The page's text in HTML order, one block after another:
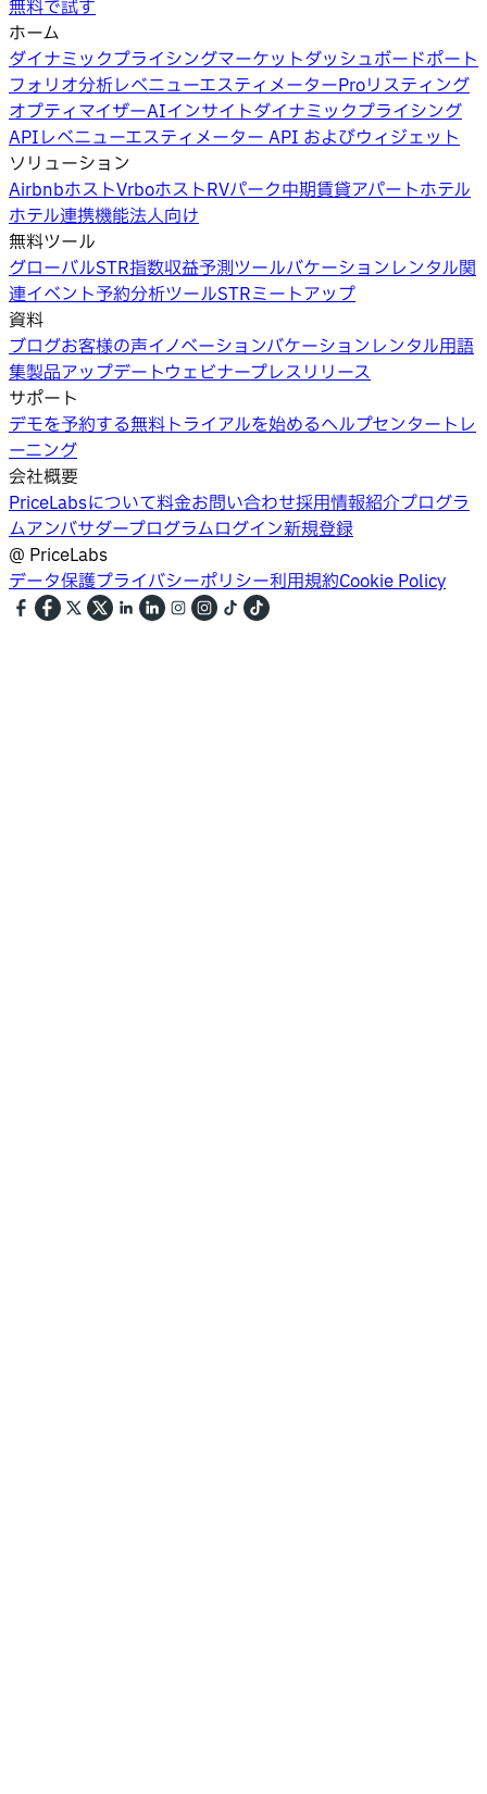
無料で試す
ホーム
ダイナミックプライシングマーケットダッシュボードポート
フォリオ分析レベニューエスティメーターProリスティング
オプティマイザーAIインサイトダイナミックプライシング
APIレベニューエスティメーター API およびウィジェット
ソリューション
AirbnbホストVrboホストRVパーク中期賃貸アパートホテル
ホテル連携機能法人向け
無料ツール
グローバルSTR指数収益予測ツールバケーションレンタル関
連イベント予約分析ツールSTRミートアップ
資料
ブログお客様の声イノベーションバケーションレンタル用語
集製品アップデートウェビナープレスリリース
サポート
デモを予約する無料トライアルを始めるヘルプセンタートレ
ーニング
会社概要
PriceLabsについて料金お問い合わせ採用情報紹介プログラ
ムアンバサダープログラムログイン新規登録
@ PriceLabs
データ保護プライバシーポリシー利用規約Cookie Policy